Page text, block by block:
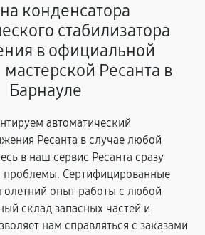
конденсатора
стабилизатора
в официальной
Ресанта в
Барнауле
автоматический
Ресанта в случае любой
в наш сервис Ресанта сразу
проблемы. Сертифицированные
опыт работы с любой
склад запасных частей и
нам справляться с заказами